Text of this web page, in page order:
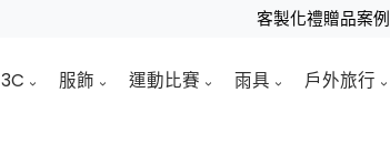
客製化禮贈品案例
3C 服飾 運動比賽 雨具 戶外旅行